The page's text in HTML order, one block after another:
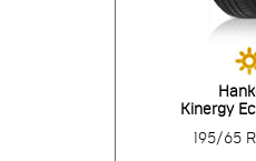
Kinergy
195/65